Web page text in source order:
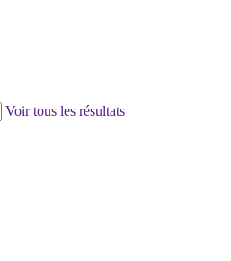
Voir tous les résultats